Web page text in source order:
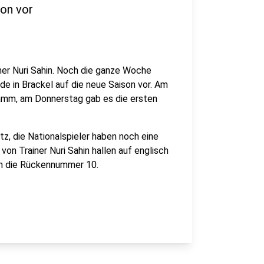
vor
Nuri Sahin. Noch die ganze Woche
in Brackel auf die neue Saison vor. Am
am Donnerstag gab es die ersten
die Nationalspieler haben noch eine
Trainer Nuri Sahin hallen auf englisch
Rückennummer 10.